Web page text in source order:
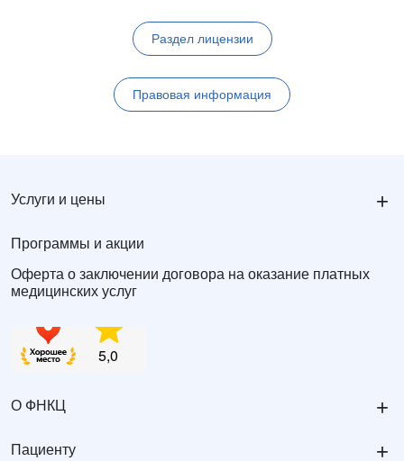
Раздел лицензии
Правовая информация
Услуги и цены +
Программы и акции
Оферта о заключении договора на оказание платных
медицинских услуг
О ФНКЦ +
Пациенту +